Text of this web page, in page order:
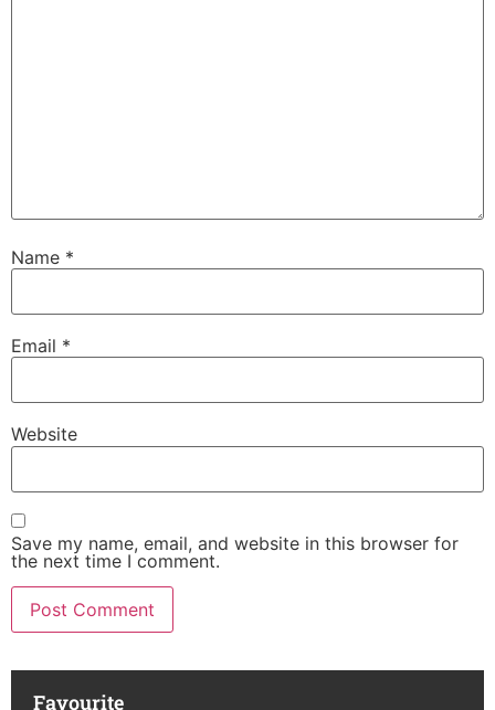
Name *
Email *
Website
Save my name, email, and website in this browser for
the next time I comment.
Favourite